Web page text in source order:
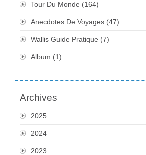
Tour Du Monde (164)
Anecdotes De Voyages (47)
Wallis Guide Pratique (7)
Album (1)
Archives
2025
2024
2023